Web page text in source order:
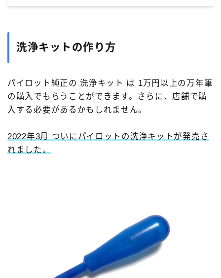
洗浄キットの作り方
パイロット純正の 洗浄キット は 1万円以上の万年筆
の購入でもらうことができます。さらに、店舗で購
入する必要があるかもしれません。
2022年3月 ついにパイロットの洗浄キットが発売さ
れました。